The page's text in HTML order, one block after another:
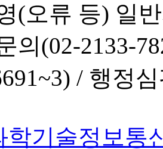
(오류 등) 일
의(02-2133-
/ 행정심